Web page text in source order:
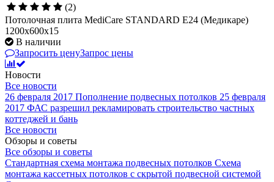
(2)
Потолочная плита MediCare STANDARD E24 (Медикаре)
1200x600x15
В наличии
Запросить ценуЗапрос цены
Новости
Все новости
26 февраля 2017 Пополнение подвесных потолков 25 февраля
2017 ФАС разрешил рекламировать строительство частных
коттеджей и бань
Все новости
Обзоры и советы
Все обзоры и советы
Стандартная схема монтажа подвесных потолков Схема
монтажа кассетных потолков с скрытой подвесной системой